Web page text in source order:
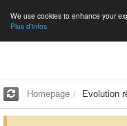
We use cookies to enhance your
Plus d'infos.
Homepage Evolution